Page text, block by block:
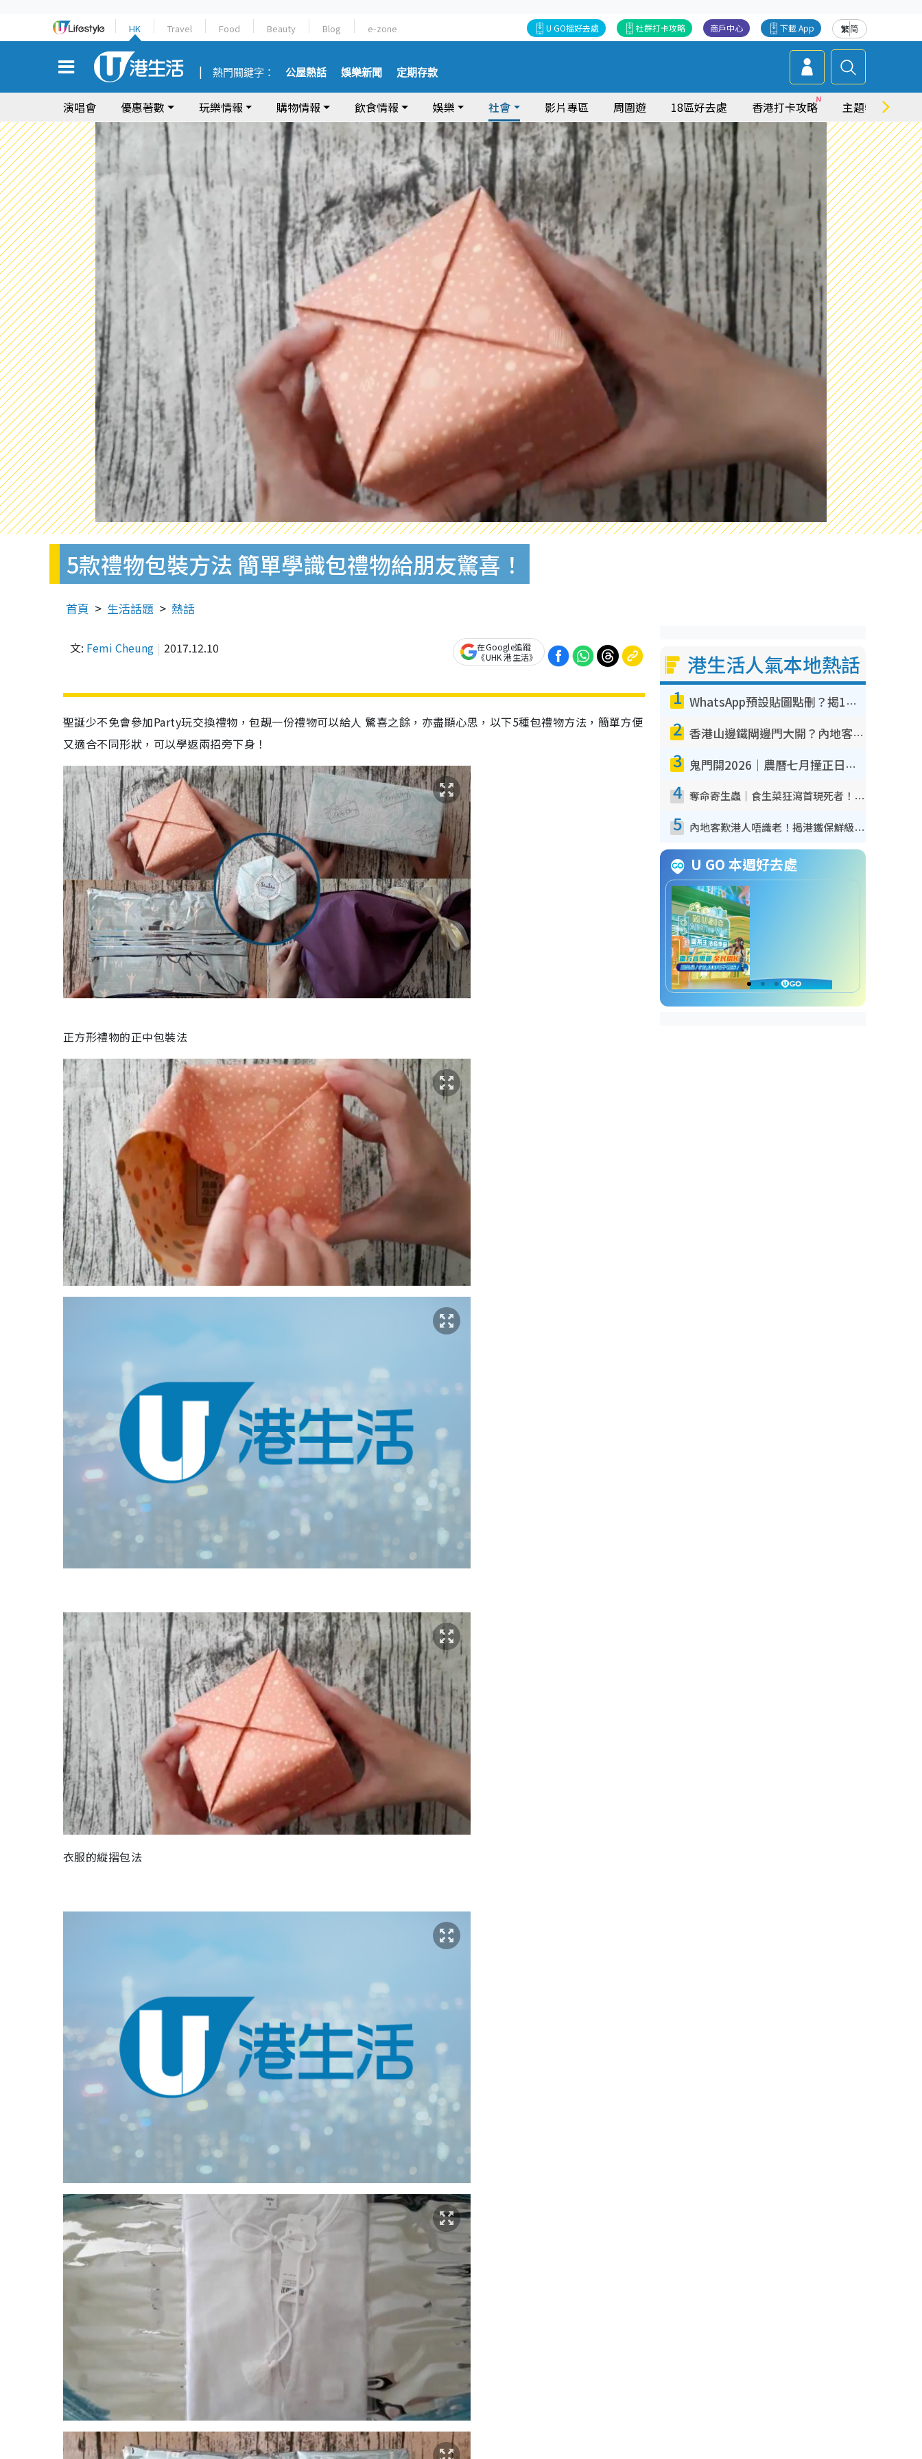
HK Travel Food Beauty Blog e-zone 繁简
下載 App
商戶中心
社群打卡攻略
U GO搵好去處
熱門關鍵字： 公屋熱話 娛樂新聞 定期存款
演唱會 優惠著數 玩樂情報 購物情報 飲食情報 娛樂 社會 影片專區 周圍遊 18區好去處 香港打卡攻略 主題特集
5款禮物包裝方法 簡單學識包禮物給朋友驚喜！
首頁 生活話題 熱話
文: Femi Cheung 2017.12.10
在Google追蹤
《UHK 港生活》
聖誕少不免會參加Party玩交換禮物，包靚一份禮物可以給人 驚喜之餘，亦盡顯心思，以下5種包禮物方法，簡單方便
又適合不同形狀，可以學返兩招旁下身！
正方形禮物的正中包裝法
衣服的縱摺包法
港生活人氣本地熱話
1 WhatsApp預設貼圖點刪？揭1招「反向操作」還原簡潔介面 附3步實測教學
2 香港山邊鐵閘邊門大開？內地客困惑意義何在！網民神回覆：呢種叫法理性防禦
3 鬼門開2026｜農曆七月撞正日全食特別邪？專家警告切忌做一事！揭4大禁忌+2招保平安
4 奪命寄生蟲｜食生菜狂瀉首現死者！疫潮惡化錄1.8萬宗病例 揭洗菜3大謬誤
5 內地客歎港人唔識老！揭港鐵保鮮級冷氣 港人求放過：咪投訴
U GO 本週好去處